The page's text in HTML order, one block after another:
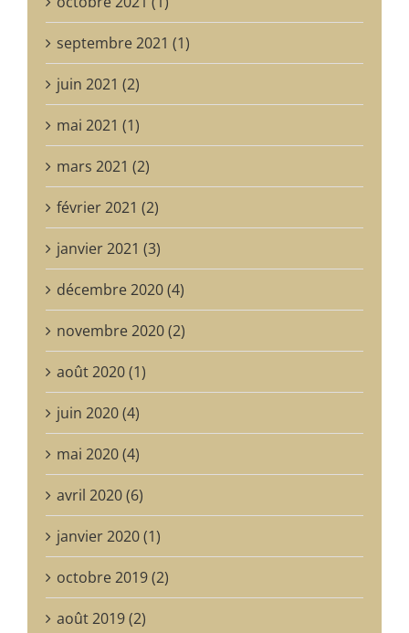
septembre 2021 (1)
juin 2021 (2)
mai 2021 (1)
mars 2021 (2)
février 2021 (2)
janvier 2021 (3)
décembre 2020 (4)
novembre 2020 (2)
août 2020 (1)
juin 2020 (4)
mai 2020 (4)
avril 2020 (6)
janvier 2020 (1)
octobre 2019 (2)
août 2019 (2)